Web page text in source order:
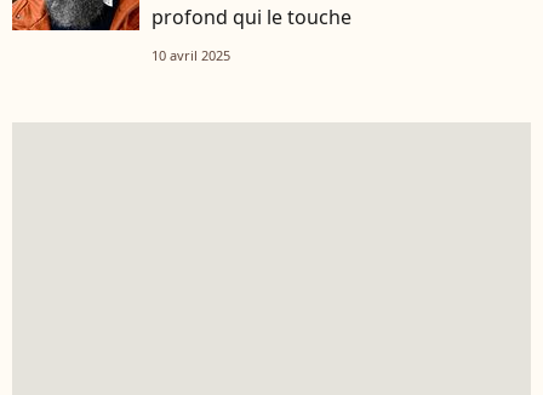
profond qui le touche
10 avril 2025